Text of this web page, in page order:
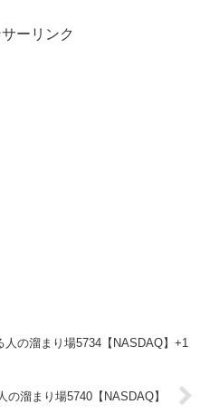
ーリンク
人の溜まり場5734【NASDAQ】+1
の溜まり場5740【NASDAQ】